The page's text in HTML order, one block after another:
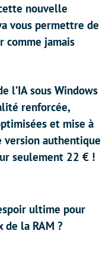
nouvelle
vous permettre de
comme jamais
l’IA sous Windows
renforcée,
et mise à
version authentique
seulement 22 € !
ultime pour
la RAM ?